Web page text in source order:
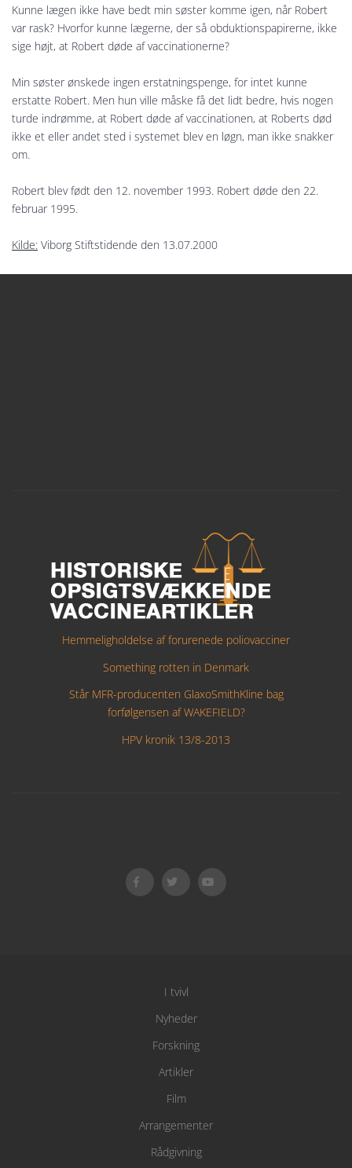
Kunne lægen ikke have bedt min søster komme igen, når Robert
var rask? Hvorfor kunne lægerne, der så obduktionspapirerne, ikke
sige højt, at Robert døde af vaccinationerne?
Min søster ønskede ingen erstatningspenge, for intet kunne
erstatte Robert. Men hun ville måske få det lidt bedre, hvis nogen
turde indrømme, at Robert døde af vaccinationen, at Roberts død
ikke et eller andet sted i systemet blev en løgn, man ikke snakker
om.
Robert blev født den 12. november 1993. Robert døde den 22.
februar 1995.
Kilde: Viborg Stiftstidende den 13.07.2000
Hemmeligholdelse af forurenede poliovacciner
Something rotten in Denmark
Står MFR-producenten GlaxoSmithKline bag
forfølgensen af WAKEFIELD?
HPV kronik 13/8-2013
I tvivl
Nyheder
Forskning
Artikler
Film
Arrangementer
Rådgivning